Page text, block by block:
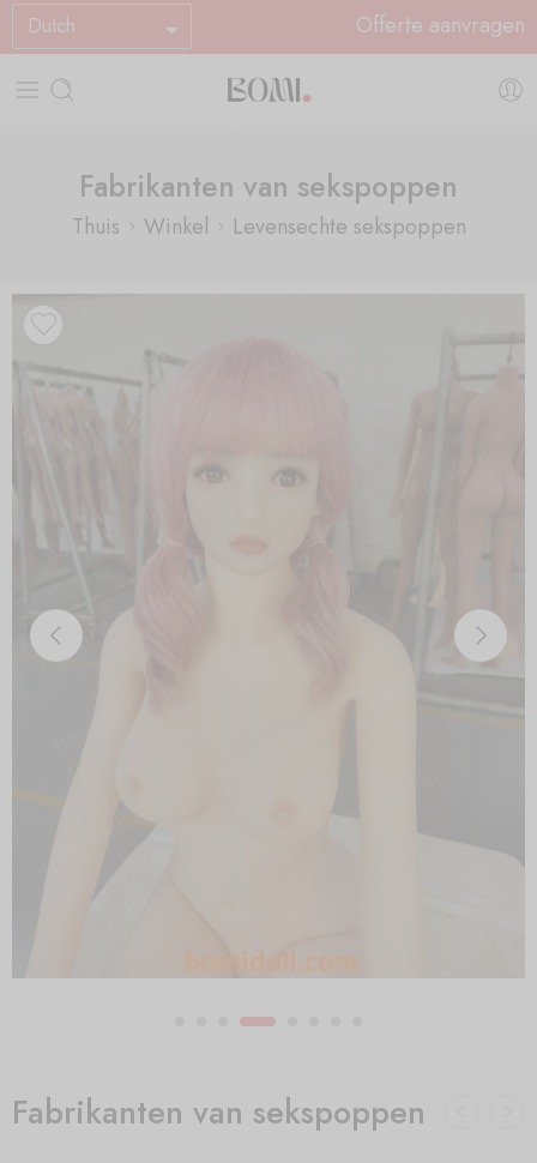
Dutch Offerte aanvragen
Fabrikanten van sekspoppen
Thuis Winkel Levensechte sekspoppen
Fabrikanten van sekspoppen